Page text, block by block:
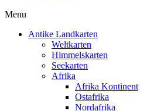
Menu
Antike Landkarten
Weltkarten
Himmelskarten
Seekarten
Afrika
Afrika Kontinent
Ostafrika
Nordafrika